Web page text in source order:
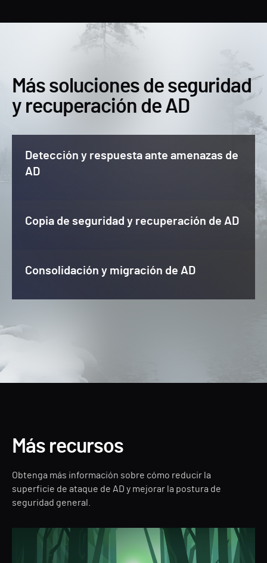
Más soluciones de seguridad
y recuperación de AD
Detección y respuesta ante amenazas de
AD
Copia de seguridad y recuperación de AD
Consolidación y migración de AD
Más recursos
Obtenga más información sobre cómo reducir la
superficie de ataque de AD y mejorar la postura de
seguridad general.